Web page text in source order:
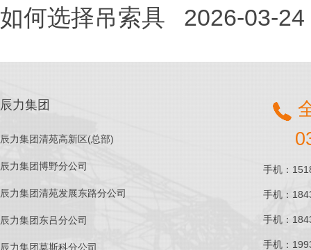
如何选择吊索具
2026-03-24
辰力集团
辰力集团清苑高新区(总部)
辰力集团博野分公司
辰力集团清苑发展东路分公司
辰力集团东吕分公司
辰力集团莫斯科分公司
手机：
手机：
手机：
手机：